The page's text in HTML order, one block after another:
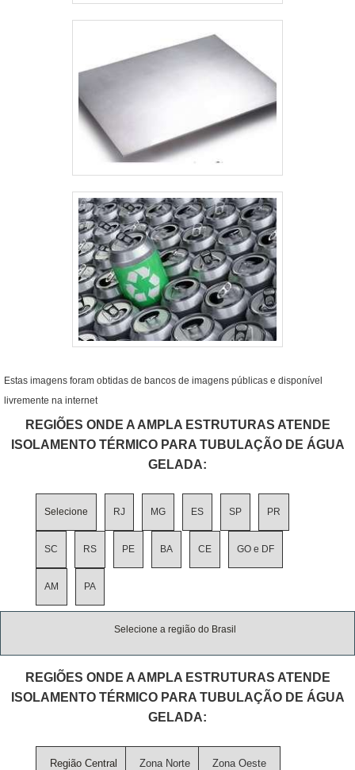
Estas imagens foram obtidas de bancos de imagens públicas e disponível
livremente na internet
REGIÕES ONDE A AMPLA ESTRUTURAS ATENDE
ISOLAMENTO TÉRMICO PARA TUBULAÇÃO DE ÁGUA
GELADA:
Selecione RJ MG ES SP PR
SC RS PE BA CE GO e DF
AM PA
Selecione a região do Brasil
REGIÕES ONDE A AMPLA ESTRUTURAS ATENDE
ISOLAMENTO TÉRMICO PARA TUBULAÇÃO DE ÁGUA
GELADA:
Região Central Zona Norte Zona Oeste